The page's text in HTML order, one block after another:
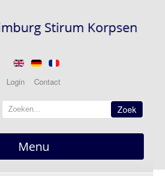
Login Contact
Zoek
Menu